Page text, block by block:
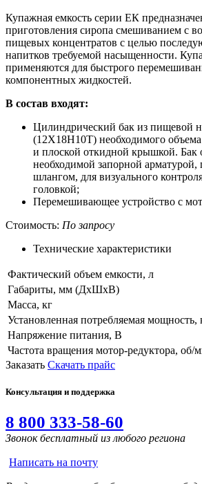
Купажная емкость серии ЕК
приготовления сиропа смешиванием с
пищевых концентратов с целью
напитков требуемой насыщенности.
применяются для быстрого
компонентных жидкостей.
В состав входят:
Цилиндрический бак из пищевой
(12Х18Н10Т) необходимого
и плоской откидной крышкой. Бак
необходимой запорной арматурой,
шлангом, для визуального
головкой;
Перемешивающее устройство с
Стоимость: По запросу
Технические характеристики
Фактический объем емкости, л
Габариты, мм (ДхШхВ)
Масса, кг
Установленная потребляемая мощность,
Напряжение питания, В
Частота вращения мотор-редуктора, об/
Заказать Скачать прайс
Консультация и поддержка
8 800 333-58-60
Звонок бесплатный из любого региона
Написать на почту